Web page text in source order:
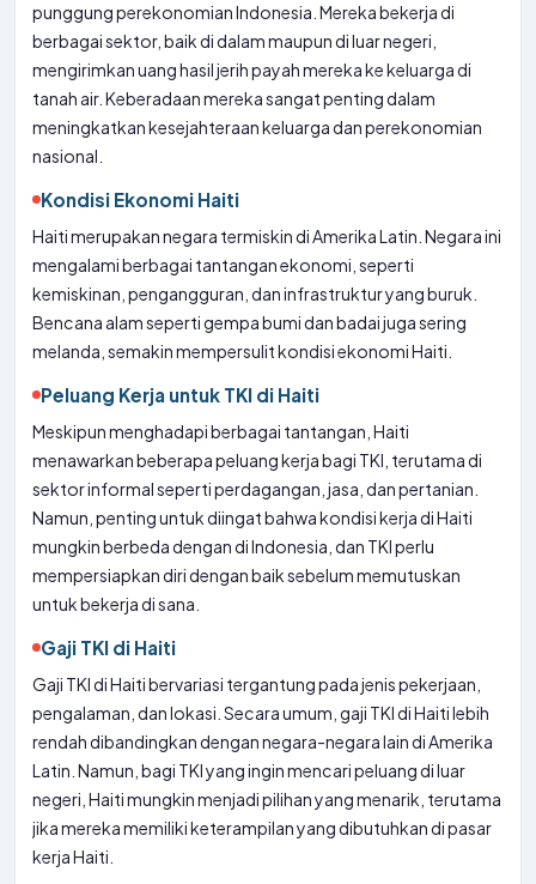
punggung perekonomian Indonesia. Mereka bekerja di
berbagai sektor, baik di dalam maupun di luar negeri,
mengirimkan uang hasil jerih payah mereka ke keluarga di
tanah air. Keberadaan mereka sangat penting dalam
meningkatkan kesejahteraan keluarga dan perekonomian
nasional.
Kondisi Ekonomi Haiti
Haiti merupakan negara termiskin di Amerika Latin. Negara ini
mengalami berbagai tantangan ekonomi, seperti
kemiskinan, pengangguran, dan infrastruktur yang buruk.
Bencana alam seperti gempa bumi dan badai juga sering
melanda, semakin mempersulit kondisi ekonomi Haiti.
Peluang Kerja untuk TKI di Haiti
Meskipun menghadapi berbagai tantangan, Haiti
menawarkan beberapa peluang kerja bagi TKI, terutama di
sektor informal seperti perdagangan, jasa, dan pertanian.
Namun, penting untuk diingat bahwa kondisi kerja di Haiti
mungkin berbeda dengan di Indonesia, dan TKI perlu
mempersiapkan diri dengan baik sebelum memutuskan
untuk bekerja di sana.
Gaji TKI di Haiti
Gaji TKI di Haiti bervariasi tergantung pada jenis pekerjaan,
pengalaman, dan lokasi. Secara umum, gaji TKI di Haiti lebih
rendah dibandingkan dengan negara-negara lain di Amerika
Latin. Namun, bagi TKI yang ingin mencari peluang di luar
negeri, Haiti mungkin menjadi pilihan yang menarik, terutama
jika mereka memiliki keterampilan yang dibutuhkan di pasar
kerja Haiti.